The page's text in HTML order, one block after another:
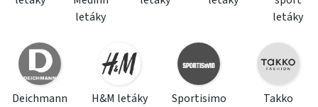
letáky
letáky
Deichmann
H&M letáky
Sportisimo
Takko